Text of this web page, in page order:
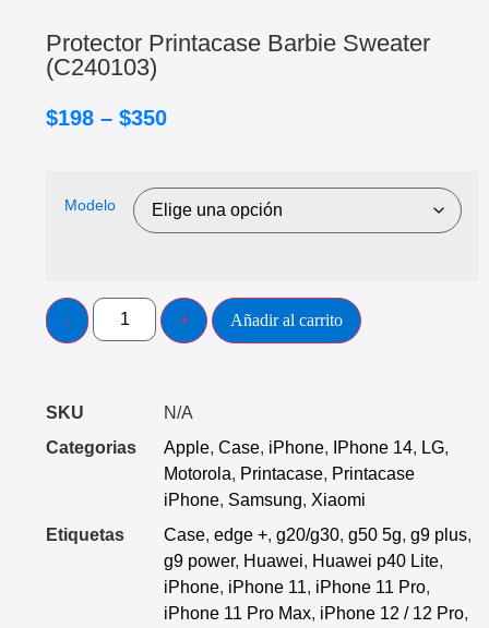
Protector Printacase Barbie Sweater
(C240103)
$198 – $350
Modelo
Añadir al carrito
SKU
N/A
Categorias
Apple, Case, iPhone, IPhone 14, LG,
Motorola, Printacase, Printacase
iPhone, Samsung, Xiaomi
Etiquetas
Case, edge +, g20/g30, g50 5g, g9 plus,
g9 power, Huawei, Huawei p40 Lite,
iPhone, iPhone 11, iPhone 11 Pro,
iPhone 11 Pro Max, iPhone 12 / 12 Pro,